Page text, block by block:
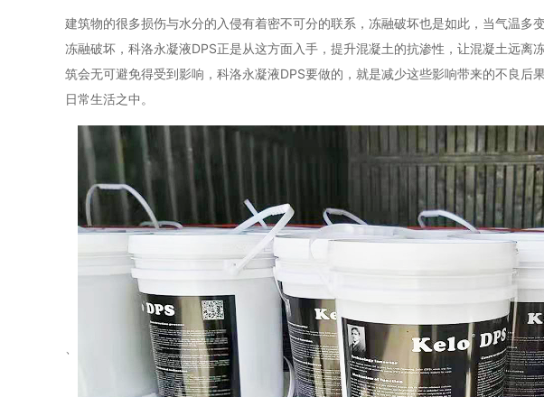
建筑物的很多损伤与水分的入侵有着密不可分的联系，冻融破坏也是如此，当气温
冻融破坏，科洛永凝液DPS正是从这方面入手，提升混凝土的抗渗性，让混凝土远离
筑会无可避免得受到影响，科洛永凝液DPS要做的，就是减少这些影响带来的不良后
日常生活之中。